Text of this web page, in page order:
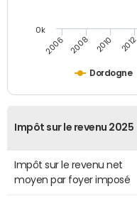
Dordogne
2006 2008 2010 2012
0k
Impôt sur le revenu 2025
Impôt sur le revenu net
moyen par foyer imposé